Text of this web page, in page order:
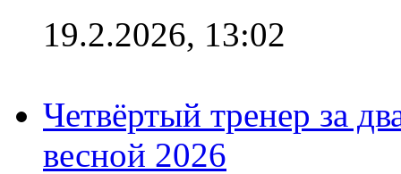
19.2.2026, 13:02
Четвёртый тренер за
весной 2026